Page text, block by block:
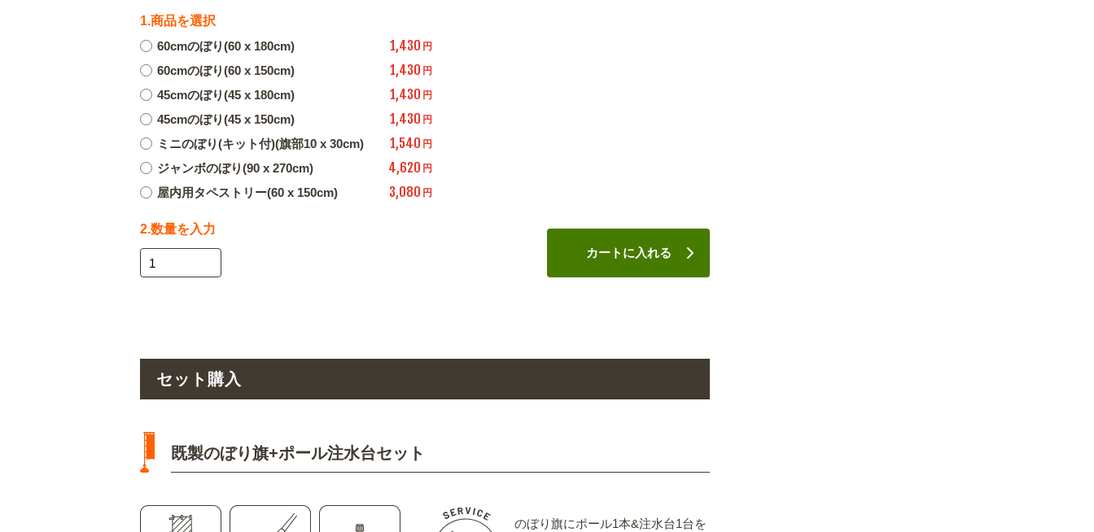
1.商品を選択
60cmのぼり(60 x 180cm)
1,430 円
60cmのぼり(60 x 150cm) 1,430 円
45cmのぼり(45 x 180cm) 1,430 円
45cmのぼり(45 x 150cm) 1,430 円
ミニのぼり(キット付)(旗部10 x 30cm) 1,540 円
ジャンボのぼり(90 x 270cm) 4,620 円
屋内用タペストリー(60 x 150cm) 3,080 円
2.数量を入力
カートに入れる
セット購入
既製のぼり旗+ポール注水台セット
のぼり旗にポール1本&注水台1台を